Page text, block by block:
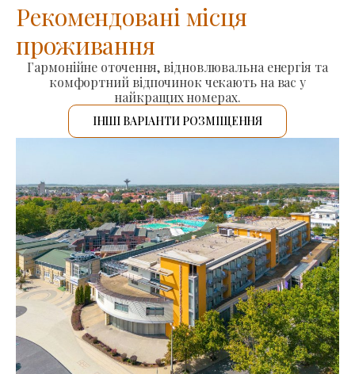
Рекомендовані місця
проживання
Гармонійне оточення, відновлювальна енергія та
комфортний відпочинок чекають на вас у
найкращих номерах.
ІНШІ ВАРІАНТИ РОЗМІЩЕННЯ